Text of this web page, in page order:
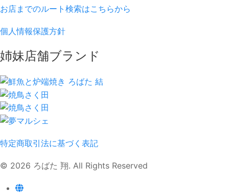
お店までのルート検索はこちらから
個人情報保護方針
姉妹店舗ブランド
特定商取引法に基づく表記
© 2026 ろばた 翔. All Rights Reserved